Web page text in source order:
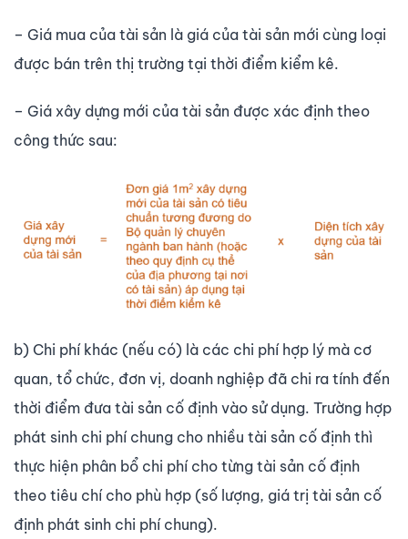
– Giá mua của tài sản là giá của tài sản mới cùng loại
được bán trên thị trường tại thời điểm kiểm kê.
– Giá xây dựng mới của tài sản được xác định theo
công thức sau:
b) Chi phí khác (nếu có) là các chi phí hợp lý mà cơ
quan, tổ chức, đơn vị, doanh nghiệp đã chi ra tính đến
thời điểm đưa tài sản cố định vào sử dụng. Trường hợp
phát sinh chi phí chung cho nhiều tài sản cố định thì
thực hiện phân bổ chi phí cho từng tài sản cố định
theo tiêu chí cho phù hợp (số lượng, giá trị tài sản cố
định phát sinh chi phí chung).